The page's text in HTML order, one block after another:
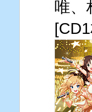
唯、